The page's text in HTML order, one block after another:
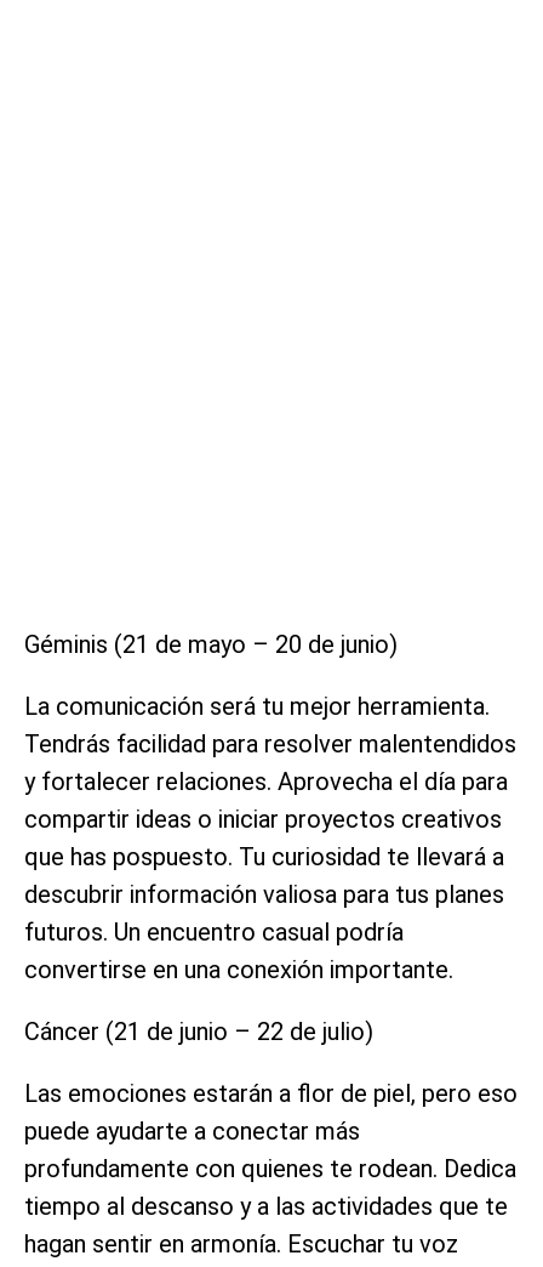
Géminis (21 de mayo – 20 de junio)
La comunicación será tu mejor herramienta.
Tendrás facilidad para resolver malentendidos
y fortalecer relaciones. Aprovecha el día para
compartir ideas o iniciar proyectos creativos
que has pospuesto. Tu curiosidad te llevará a
descubrir información valiosa para tus planes
futuros. Un encuentro casual podría
convertirse en una conexión importante.
Cáncer (21 de junio – 22 de julio)
Las emociones estarán a flor de piel, pero eso
puede ayudarte a conectar más
profundamente con quienes te rodean. Dedica
tiempo al descanso y a las actividades que te
hagan sentir en armonía. Escuchar tu voz